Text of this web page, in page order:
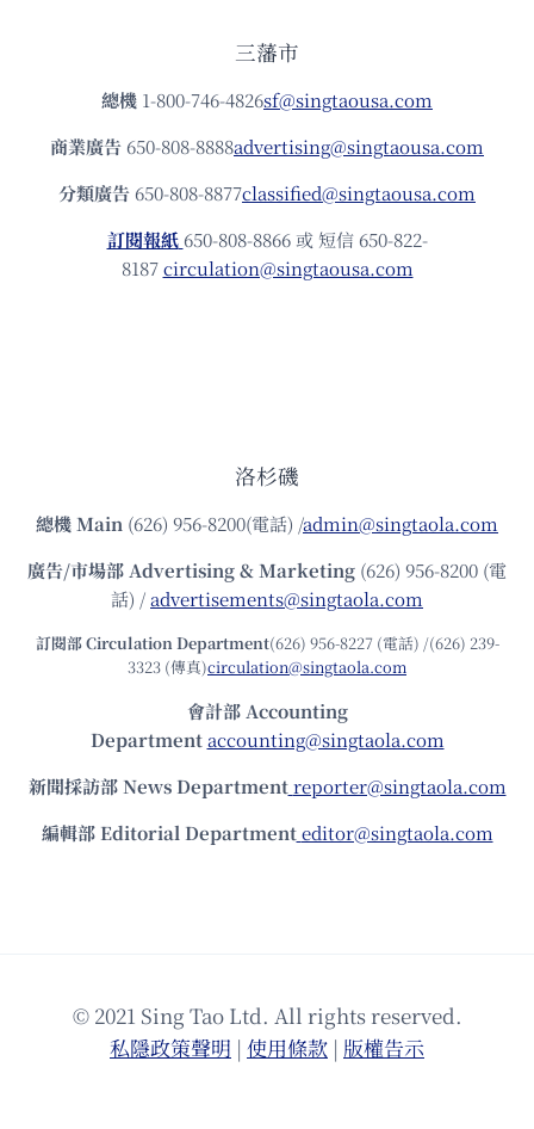
三藩市
總機 1-800-746-4826sf@singtaousa.com
商業廣告 650-808-8888advertising@singtaousa.com
分類廣告 650-808-8877classified@singtaousa.com
訂閱報紙 650-808-8866 或 短信 650-822-
8187circulation@singtaousa.com
洛杉磯
總機Main (626) 956-8200(電話) /admin@singtaola.com
廣告/市場部Advertising & Marketing (626) 956-8200 (電
話) /advertisements@singtaola.com
訂閱部 Circulation Department(626) 956-8227 (電話) /(626) 239-
3323 (傳真)circulation@singtaola.com
會計部 Accounting
Department accounting@singtaola.com
新聞採訪部 News Department reporter@singtaola.com
編輯部 Editorial Department editor@singtaola.com
© 2021 Sing Tao Ltd. All rights reserved.
私隱政策聲明 | 使⽤條款 | 版權告⽰